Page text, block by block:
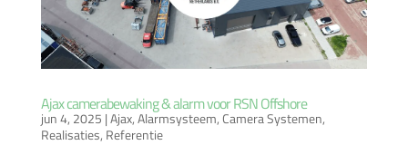
Ajax camerabewaking & alarm voor RSN Offshore
jun 4, 2025 |Ajax,Alarmsysteem,Camera Systemen,
Realisaties, Referentie